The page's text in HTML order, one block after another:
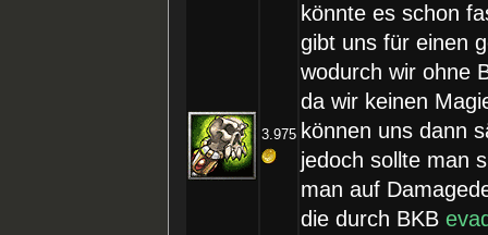
3.975
könnte es schon
gibt uns für einen
wodurch wir ohne
da wir keinen
können uns dann
jedoch sollte man
man auf
die durch BKB